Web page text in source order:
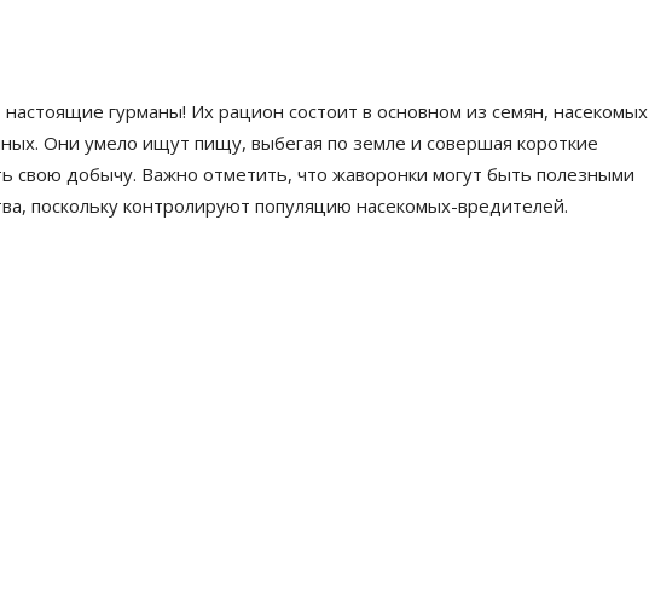
гурманы! Их рацион состоит в основном из семян, насекомых
Они умело ищут пищу, выбегая по земле и совершая короткие
свою добычу. Важно отметить, что жаворонки могут быть полезными
поскольку контролируют популяцию насекомых-вредителей.